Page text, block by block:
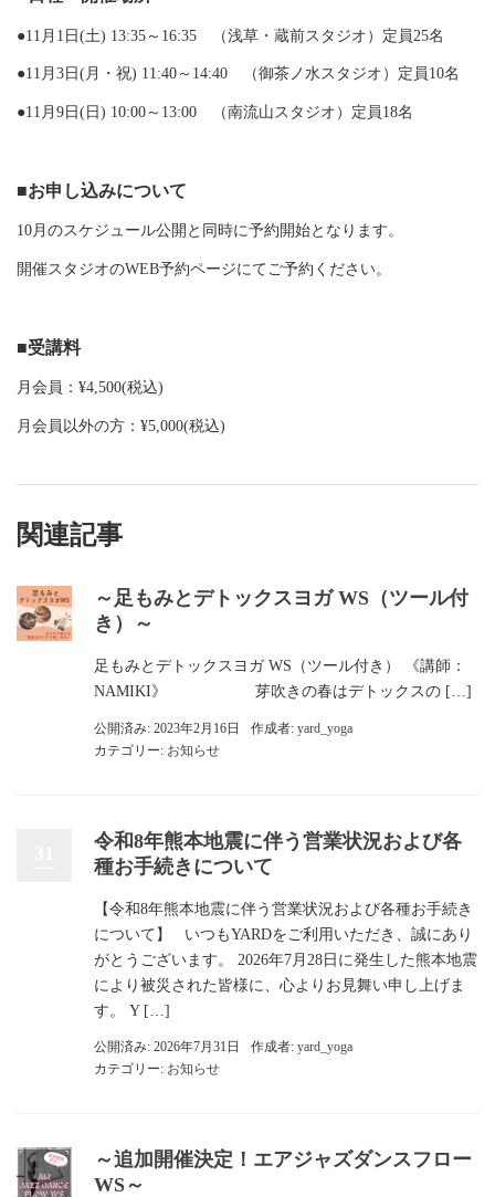
●11月1日(土) 13:35～16:35 （浅草・蔵前スタジオ）定員25名
●11月3日(月・祝) 11:40～14:40 （御茶ノ水スタジオ）定員10名
●11月9日(日) 10:00～13:00 （南流山スタジオ）定員18名
■お申し込みについて
10月のスケジュール公開と同時に予約開始となります。
開催スタジオのWEB予約ページにてご予約ください。
■受講料
月会員：¥4,500(税込)
月会員以外の方：¥5,000(税込)
関連記事
～足もみとデトックスヨガ WS（ツール付
き）～
足もみとデトックスヨガ WS（ツール付き） 《講師：
NAMIKI》 芽吹きの春はデトックスの […]
公開済み: 2023年2月16日 作成者: yard_yoga
カテゴリー: お知らせ
令和8年熊本地震に伴う営業状況および各
種お手続きについて
【令和8年熊本地震に伴う営業状況および各種お手続き
について】 いつもYARDをご利用いただき、誠にあり
がとうございます。 2026年7月28日に発生した熊本地震
により被災された皆様に、心よりお見舞い申し上げま
す。 Y […]
公開済み: 2026年7月31日 作成者: yard_yoga
カテゴリー: お知らせ
～追加開催決定！エアジャズダンスフロー
WS～